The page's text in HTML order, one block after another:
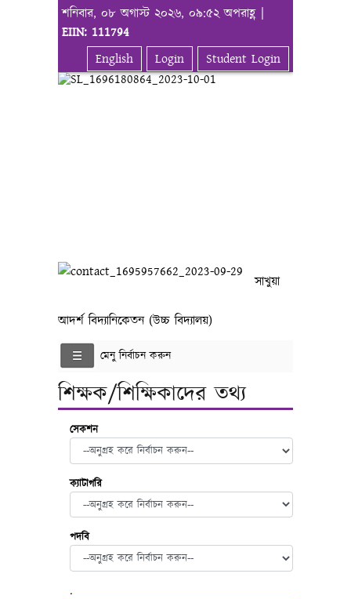
শনিবার, ০৮ অগাস্ট ২০২৬, ০৯:৫২ অপরাহ্ণ |
EIIN: 111794
English
Login Student Login
সাখুয়া
আদর্শ বিদ্যানিকেতন (উচ্চ বিদ্যালয়)
মেনু নির্বাচন করুন
শিক্ষক/শিক্ষিকাদের তথ্য
সেকশন
ক্যাটাগরি
পদবি
.